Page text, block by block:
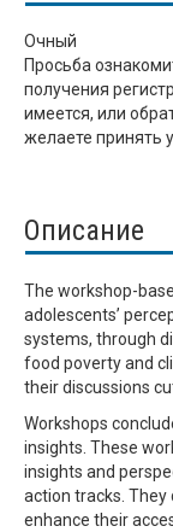
Очный
Просьба
получения
имеется, или
желаете принять
Описание
The workshop-
adolescents’
systems, through
food poverty and
their discussions
Workshops
insights. These
insights and
action tracks. They
enhance their